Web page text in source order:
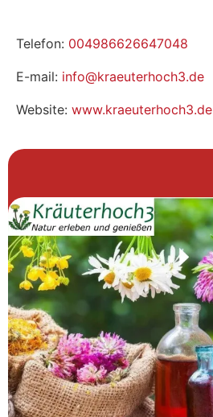
Telefon: 004986626647048
E-mail: info@kraeuterhoch3.de
Website: www.kraeuterhoch3.de